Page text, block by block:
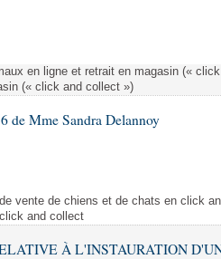
lois
des loisen ligne et retrait en magasin («
(« click and collect »)
de Mme Sandra Delannoy
vente de chiens et de chats en click
and collect
À L'INSTAURATION